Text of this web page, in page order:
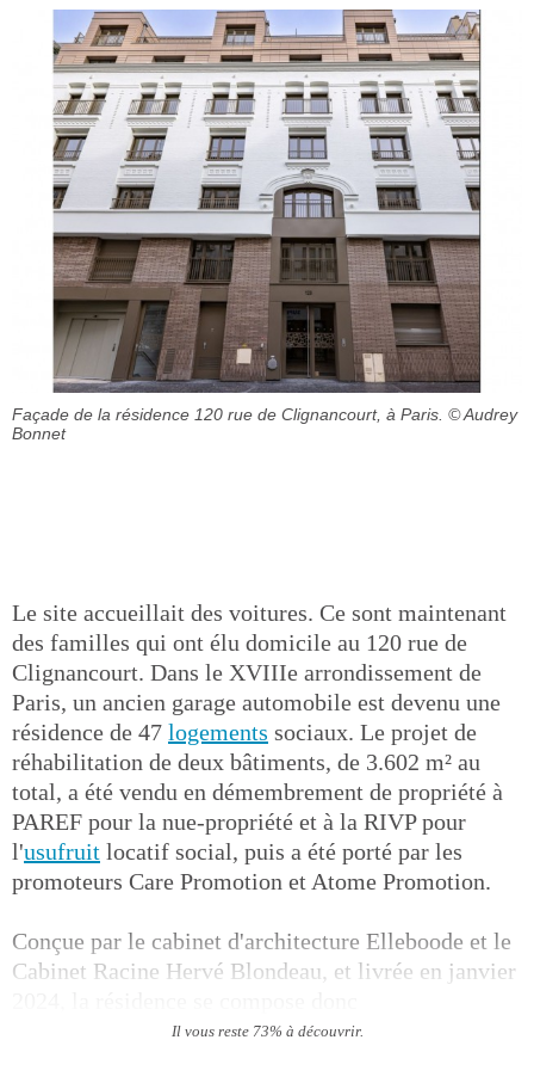
Façade de la résidence 120 rue de Clignancourt, à Paris. © Audrey
Bonnet
Le site accueillait des voitures. Ce sont maintenant
des familles qui ont élu domicile au 120 rue de
Clignancourt. Dans le XVIIIe arrondissement de
Paris, un ancien garage automobile est devenu une
résidence de 47 logements sociaux. Le projet de
réhabilitation de deux bâtiments, de 3.602 m² au
total, a été vendu en démembrement de propriété à
PAREF pour la nue-propriété et à la RIVP pour
l'usufruit locatif social, puis a été porté par les
promoteurs Care Promotion et Atome Promotion.
Conçue par le cabinet d'architecture Elleboode et le
Cabinet Racine Hervé Blondeau, et livrée en janvier
Il vous reste 73% à découvrir.